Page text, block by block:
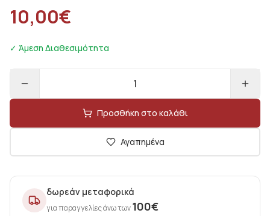
10,00€
✓ Άμεση Διαθεσιμότητα
1
Προσθήκη στο καλάθι
Αγαπημένα
δωρεάν μεταφορικά
για παραγγελίες άνω των100€